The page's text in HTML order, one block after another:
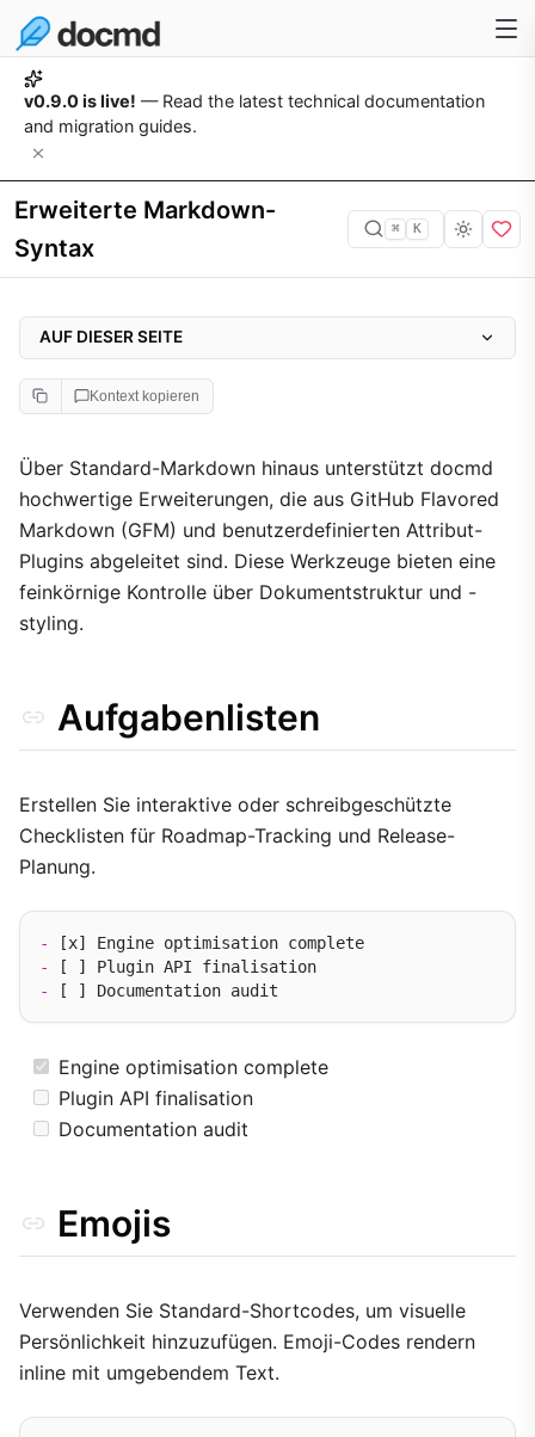
v0.9.0 is live! — Read the latest technical documentation
and migration guides.
Erweiterte Markdown-
Syntax
⌘ K
Kontext kopieren
Über Standard-Markdown hinaus unterstützt docmd
hochwertige Erweiterungen, die aus GitHub Flavored
Markdown (GFM) und benutzerdefinierten Attribut-
Plugins abgeleitet sind. Diese Werkzeuge bieten eine
feinkörnige Kontrolle über Dokumentstruktur und -
styling.
Aufgabenlisten
Erstellen Sie interaktive oder schreibgeschützte
Checklisten für Roadmap-Tracking und Release-
Planung.
-
-
-
Engine optimisation complete
Plugin API finalisation
Documentation audit
Emojis
Verwenden Sie Standard-Shortcodes, um visuelle
Persönlichkeit hinzuzufügen. Emoji-Codes rendern
inline mit umgebendem Text.
AUF DIESER SEITE
Aufgabenlisten
Emojis
Benutzerdefinierte Element-Attribute
Benutzerdefinierte IDs
CSS-Klassen
Button-artige Links
Fußnoten